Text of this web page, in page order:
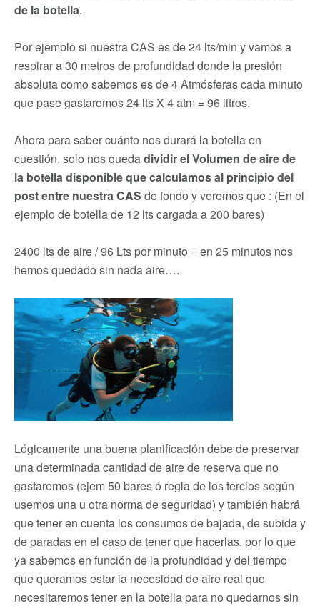
de la botella.
Por ejemplo si nuestra CAS es de 24 lts/min y vamos a
respirar a 30 metros de profundidad donde la presión
absoluta como sabemos es de 4 Atmósferas cada minuto
que pase gastaremos 24 lts X 4 atm = 96 litros.
Ahora para saber cuánto nos durará la botella en
cuestión, solo nos quedadividir el Volumen de aire de
la botella disponible que calculamos al principio del
post entre nuestra CAS de fondo y veremos que : (En el
ejemplo de botella de 12 lts cargada a 200 bares)
2400 lts de aire / 96 Lts por minuto = en 25 minutos nos
hemos quedado sin nada aire….
Lógicamente una buena planificación debe de preservar
una determinada cantidad de aire de reserva que no
gastaremos (ejem 50 bares ó regla de los tercios según
usemos una u otra norma de seguridad) y también habrá
que tener en cuenta los consumos de bajada, de subida y
de paradas en el caso de tener que hacerlas, por lo que
ya sabemos en función de la profundidad y del tiempo
que queramos estar la necesidad de aire real que
necesitaremos tener en la botella para no quedarnos sin